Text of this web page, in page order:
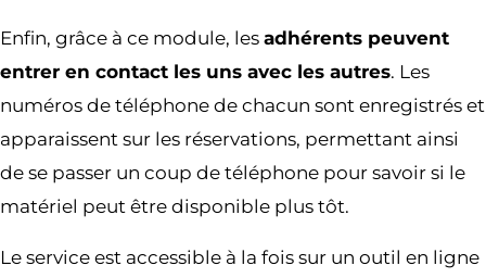
Enfin, grâce à ce module, les adhérents peuvent
entrer en contact les uns avec les autres. Les
numéros de téléphone de chacun sont enregistrés et
apparaissent sur les réservations, permettant ainsi
de se passer un coup de téléphone pour savoir si le
matériel peut être disponible plus tôt.
Le service est accessible à la fois sur un outil en ligne